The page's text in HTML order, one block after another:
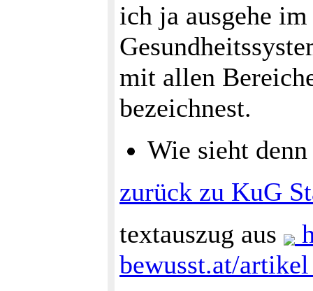
ich ja ausgehe
mit allen
bezeichnest.
Wie sieht
zurück zu KuG
textauszug aus
bewusst.at/